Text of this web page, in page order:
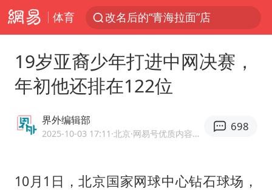
体育
改名后的“青海拉面”店
段绚竞因公牺牲 年仅44岁
女子开一天一夜空调后二氧化碳中毒
谁是宇树科技背后大赢家
19岁亚裔少年打进中网决赛，
年初他还排在122位
界外编辑部
2025-10-03 17:11 ·北京 ·网易号优质内容创作者
698
10月1日，北京国家网球中心钻石球场，